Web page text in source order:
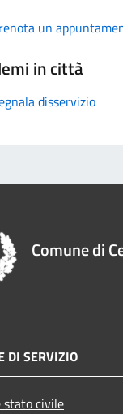
un
in città
disservizio
Comune di
DI SERVIZIO
stato civile